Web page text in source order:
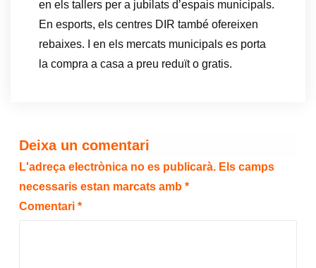
en els tallers per a jubilats d’espais municipals.
En esports, els centres DIR també ofereixen
rebaixes. I en els mercats municipals es porta
la compra a casa a preu reduït o gratis.
Deixa un comentari
L'adreça electrònica no es publicarà. Els camps
necessaris estan marcats amb *
Comentari *